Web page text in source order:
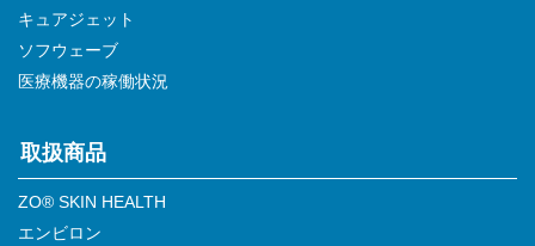
キュアジェット
ソフウェーブ
医療機器の稼働状況
取扱商品
ZO® SKIN HEALTH
エンビロン